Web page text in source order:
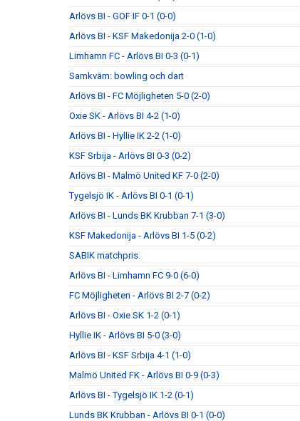
Arlövs BI - GOF IF 0-1 (0-0)
Arlövs BI - KSF Makedonija 2-0 (1-0)
Limhamn FC - Arlövs BI 0-3 (0-1)
Samkväm: bowling och dart
Arlövs BI - FC Möjligheten 5-0 (2-0)
Oxie SK - Arlövs BI 4-2 (1-0)
Arlövs BI - Hyllie IK 2-2 (1-0)
KSF Srbija - Arlövs BI 0-3 (0-2)
Arlövs BI - Malmö United KF 7-0 (2-0)
Tygelsjö IK - Arlövs BI 0-1 (0-1)
Arlövs BI - Lunds BK Krubban 7-1 (3-0)
KSF Makedonija - Arlövs BI 1-5 (0-2)
SABIK matchpris.
Arlövs BI - Limhamn FC 9-0 (6-0)
FC Möjligheten - Arlövs BI 2-7 (0-2)
Arlövs BI - Oxie SK 1-2 (0-1)
Hyllie IK - Arlövs BI 5-0 (3-0)
Arlövs BI - KSF Srbija 4-1 (1-0)
Malmö United FK - Arlövs BI 0-9 (0-3)
Arlövs BI - Tygelsjö IK 1-2 (0-1)
Lunds BK Krubban - Arlövs BI 0-1 (0-0)